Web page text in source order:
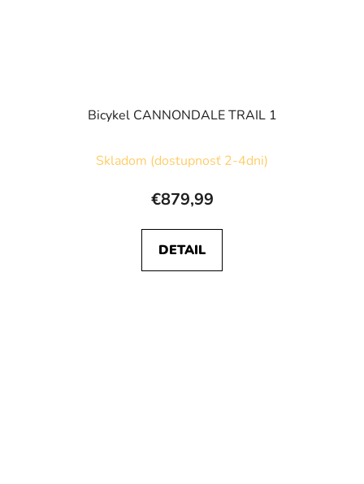
Bicykel CANNONDALE TRAIL 1
Skladom (dostupnosť 2-4dni)
€879,99
DETAIL